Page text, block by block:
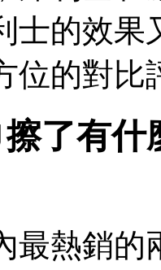
士的效果
位的對比
了有
最熱銷的